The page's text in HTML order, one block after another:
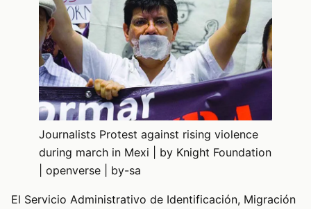
Journalists Protest against rising violence
during march in Mexi | by Knight Foundation
| openverse | by-sa
El Servicio Administrativo de Identificación, Migración